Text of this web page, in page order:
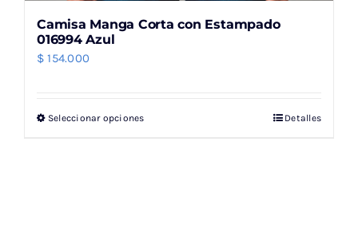
Camisa Manga Corta con Estampado
016994 Azul
$ 154.000
Seleccionar opcionesEste
Detalles